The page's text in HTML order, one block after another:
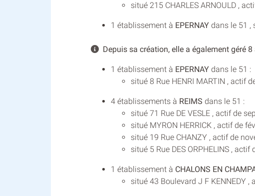
situé 215 CHARLES ARNOULD ,
1 établissement à EPERNAY dans le 51 ,
Depuis sa création, elle a également géré
1 établissement à EPERNAY dans le 51 :
situé 8 Rue HENRI MARTIN , actif
4 établissements à REIMS dans le 51 :
situé 71 Rue DE VESLE , actif de
situé MYRON HERRICK , actif de
situé 19 Rue CHANZY , actif de
situé 5 Rue DES ORPHELINS ,
1 établissement à CHALONS EN
situé 43 Boulevard J F KENNEDY